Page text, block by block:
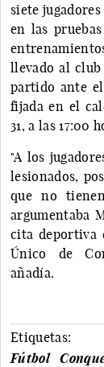
siete
en las
llevado al
partido ante
fijada en el
31, a las 17:00
"A los
lesionados,
que no
argumentaba
cita deportiva
Único de
añadía.
Etiquetas:
Fútbol